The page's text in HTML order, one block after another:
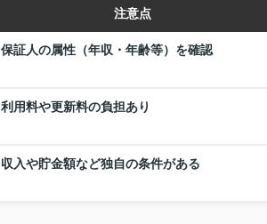
注意点
保証人の属性（年収・年齢等）を確認
利用料や更新料の負担あり
収入や貯金額など独自の条件がある